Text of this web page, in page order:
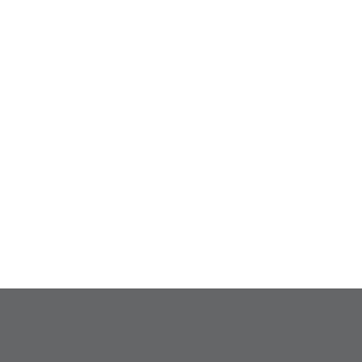
Ziegen), Samen (für Öl, Hanfproteine) und